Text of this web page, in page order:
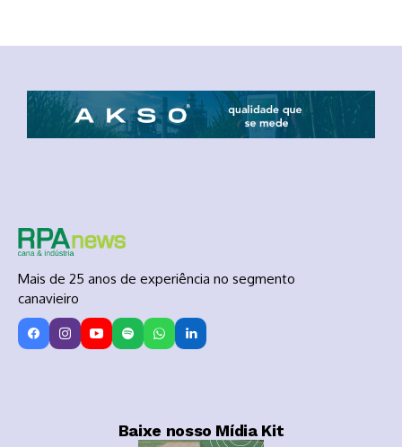
Mais de 25 anos de experiência no segmento
canavieiro
Baixe nosso Mídia Kit